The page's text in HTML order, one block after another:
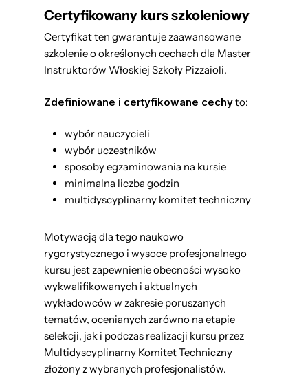
Certyfikowany kurs szkoleniowy
Certyfikat ten gwarantuje zaawansowane
szkolenie o określonych cechach dla Master
Instruktorów Włoskiej Szkoły Pizzaioli.
Zdefiniowane i certyfikowane cechyto:
wybór nauczycieli
wybór uczestników
sposoby egzaminowania na kursie
minimalna liczba godzin
multidyscyplinarny komitet techniczny
Motywacją dla tego naukowo
rygorystycznego i wysoce profesjonalnego
kursu jest zapewnienie obecności wysoko
wykwalifikowanych i aktualnych
wykładowców w zakresie poruszanych
tematów, ocenianych zarówno na etapie
selekcji, jak i podczas realizacji kursu przez
Multidyscyplinarny Komitet Techniczny
złożony z wybranych profesjonalistów.